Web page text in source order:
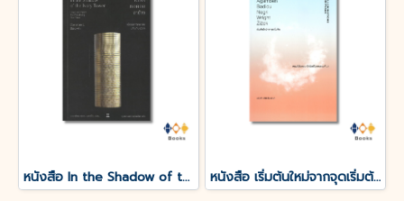
หนังสือ In the Shadow of the Ivory Tower:ใต้เงาหอคอยงาช้าง หนังสือ เริ่มต้นใหม่จากจุดเริ่มต้น : ทฤษฎีสังคมมาร์กซิสในศตวรรษที่ 21